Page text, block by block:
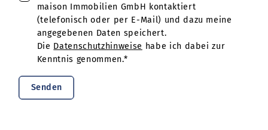
maison Immobilien GmbH kontaktiert
(telefonisch oder per E-Mail) und dazu meine
angegebenen Daten speichert.
Die Datenschutzhinweise habe ich dabei zur
Kenntnis genommen.*
Senden